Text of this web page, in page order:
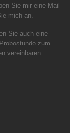
Sie mir eine Mail
mich an.
Sie auch eine
zum
vereinbaren.